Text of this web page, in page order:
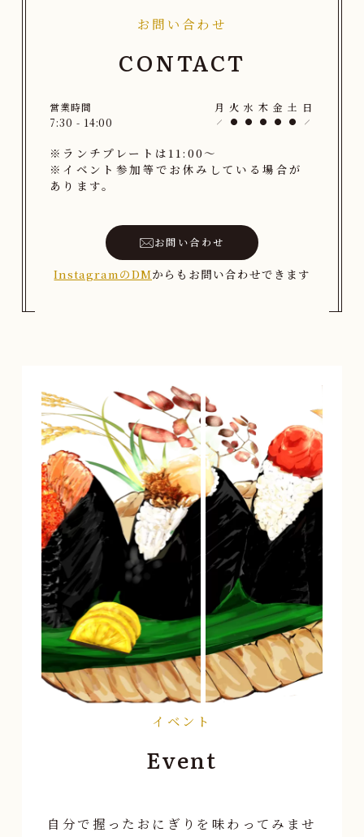
お問い合わせ
CONTACT
営業時間 月 火 水 木 金 土 日
7:30 - 14:00
※ランチプレートは11:00〜
※イベント参加等でお休みしている場合が
あります。
お問い合わせ
InstagramのDMからもお問い合わせできます
イベント
Event
自分で握ったおにぎりを味わってみませ